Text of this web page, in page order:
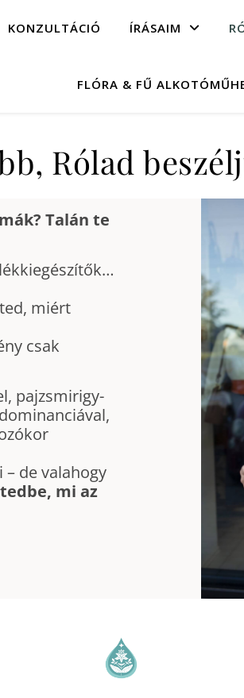
KONZULTÁCIÓ ÍRÁSAIM
FLÓRA & FŰ
Rólad
Talán te
miért
csak
pajzsmirigy-
– de valahogy
mi az